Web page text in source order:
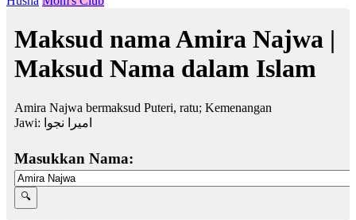
Maksud nama Amira Najwa |
Maksud Nama dalam Islam
Amira Najwa bermaksud Puteri, ratu; Kemenangan
Jawi: اميرا نجوا
Masukkan Nama: